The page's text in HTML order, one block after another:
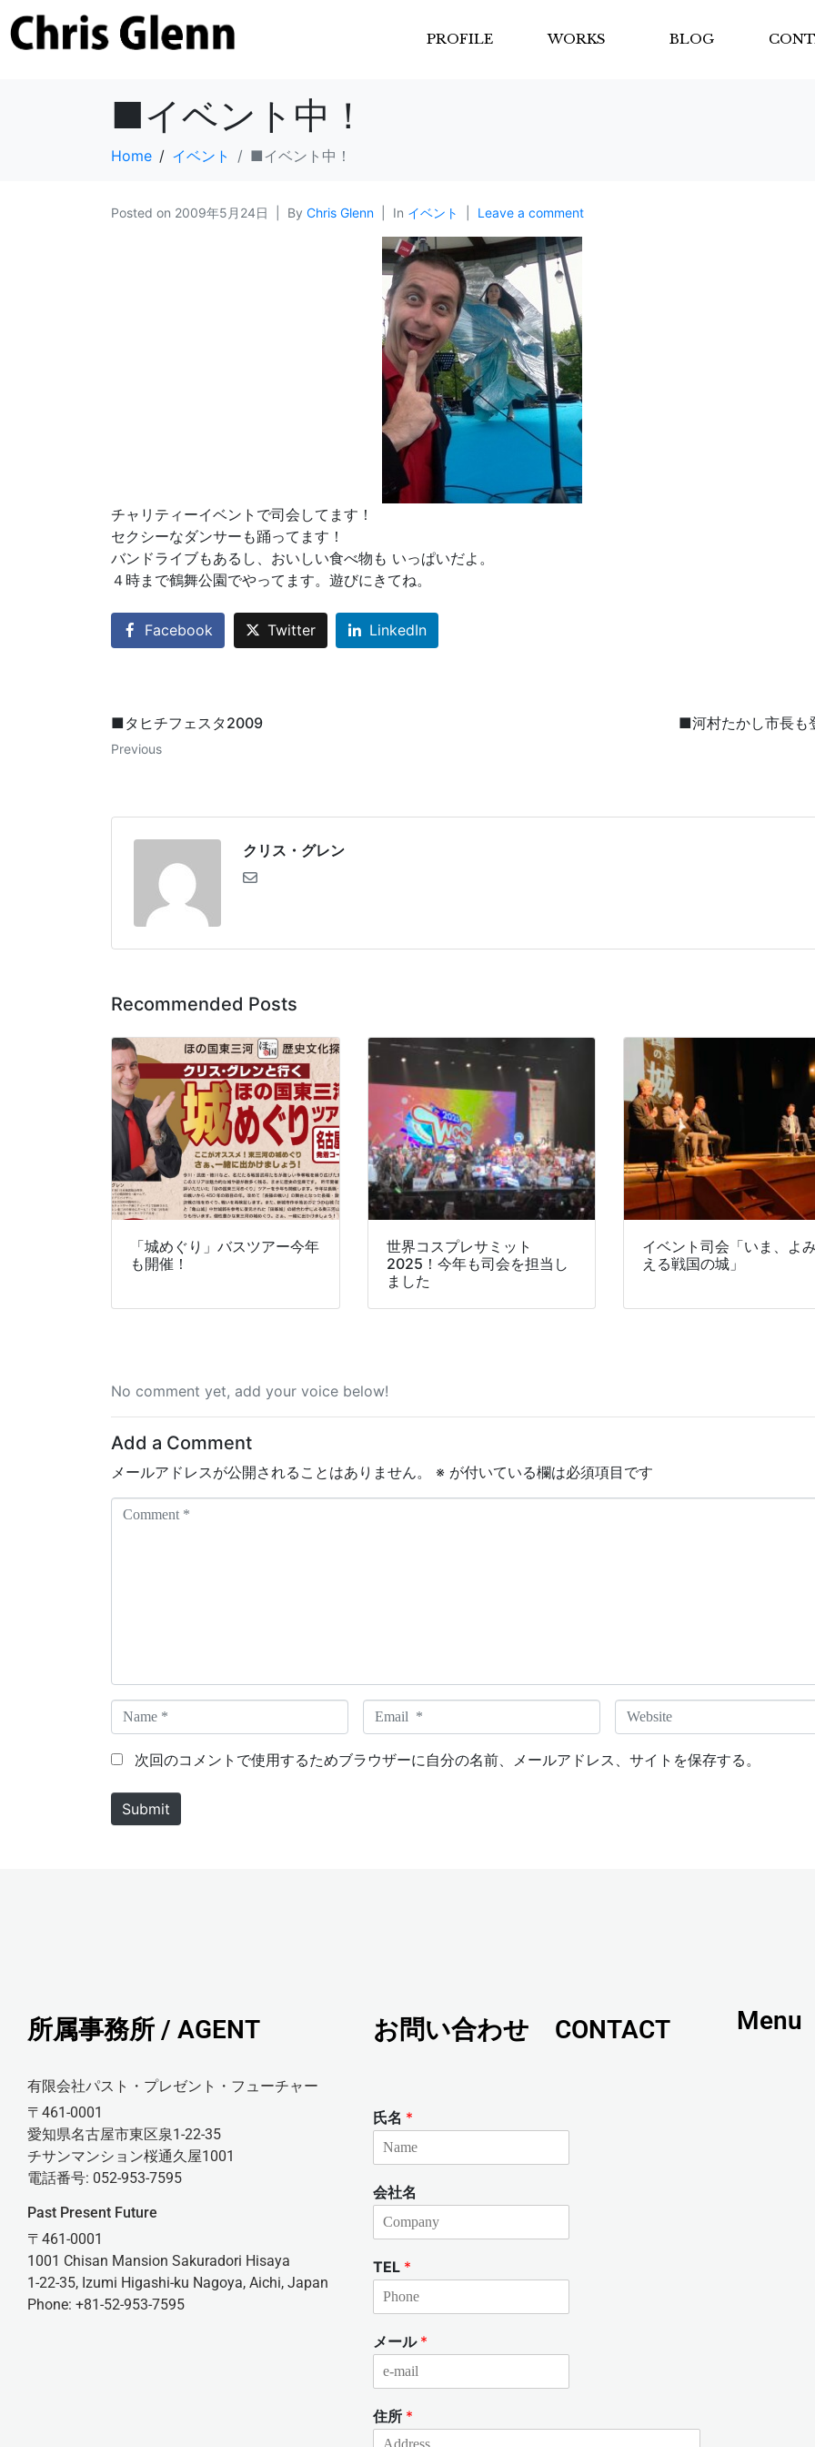
PROFILE WORKS BLOG
■イベント中！
Home イベント ■イベント中！
Posted on 2009年5月24日 By Chris Glenn In イベント Leave a comment
チャリティーイベントで司会してます！
セクシーなダンサーも踊ってます！
バンドライブもあるし、おいしい食べ物も いっぱいだよ。
４時まで鶴舞公園でやってます。遊びにきてね。
Facebook Twitter LinkedIn
■タヒチフェスタ2009
Previous
■河村たかし市長も
クリス・グレン
Recommended Posts
「城めぐり」バスツアー今年
も開催！
世界コスプレサミット
2025！今年も司会を担当し
ました
イベント司会「いま、よ
える戦国の城」
No comment yet, add your voice below!
Add a Comment
メールアドレスが公開されることはありません。 ※ が付いている欄は必須項目です
a
m
*
m
a
W
e
次回のコメントで使用するためブラウザーに自分の名前、メールアドレス、サイトを保存する。
Submit
所属事務所 / AGENT
有限会社パスト・プレゼント・フューチャー
〒461-0001
愛知県名古屋市東区泉1-22-35
チサンマンション桜通久屋1001
電話番号: 052-953-7595
Past Present Future
〒461-0001
1001 Chisan Mansion Sakuradori Hisaya
1-22-35, Izumi Higashi-ku Nagoya, Aichi, Japan
Phone: +81-52-953-7595
お問い合わせ CONTACT
氏名 *
会社名
TEL *
メール *
住所 *
Menu